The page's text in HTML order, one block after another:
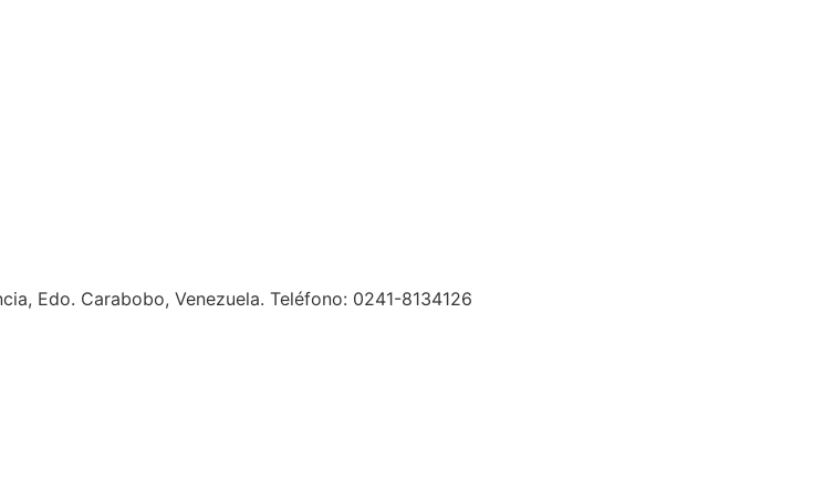
Edo. Carabobo, Venezuela. Teléfono: 0241-8134126